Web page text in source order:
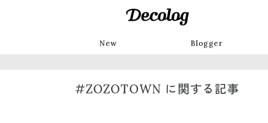
New Blogger
#ZOZOTOWN に関する記事